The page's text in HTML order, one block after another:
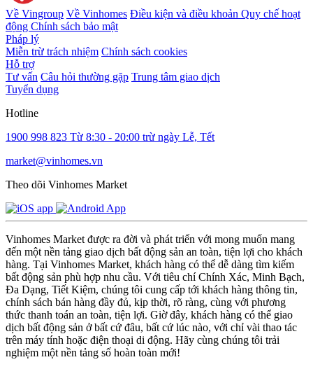
Về Vingroup Về Vinhomes Điều kiện và điều khoản Quy chế hoạt
động Chính sách bảo mật
Pháp lý
Miễn trừ trách nhiệm Chính sách cookies
Hỗ trợ
Tư vấn Câu hỏi thường gặp Trung tâm giao dịch
Tuyển dụng
Hotline
1900 998 823 Từ 8:30 - 20:00 trừ ngày Lễ, Tết
market@vinhomes.vn
Theo dõi Vinhomes Market
Vinhomes Market được ra đời và phát triển với mong muốn mang
đến một nền tảng giao dịch bất động sản an toàn, tiện lợi cho khách
hàng. Tại Vinhomes Market, khách hàng có thể dễ dàng tìm kiếm
bất động sản phù hợp nhu cầu. Với tiêu chí Chính Xác, Minh Bạch,
Đa Dạng, Tiết Kiệm, chúng tôi cung cấp tới khách hàng thông tin,
chính sách bán hàng đầy đủ, kịp thời, rõ ràng, cùng với phương
thức thanh toán an toàn, tiện lợi. Giờ đây, khách hàng có thể giao
dịch bất động sản ở bất cứ đâu, bất cứ lúc nào, với chỉ vài thao tác
trên máy tính hoặc điện thoại di động. Hãy cùng chúng tôi trải
nghiệm một nền tảng số hoàn toàn mới!